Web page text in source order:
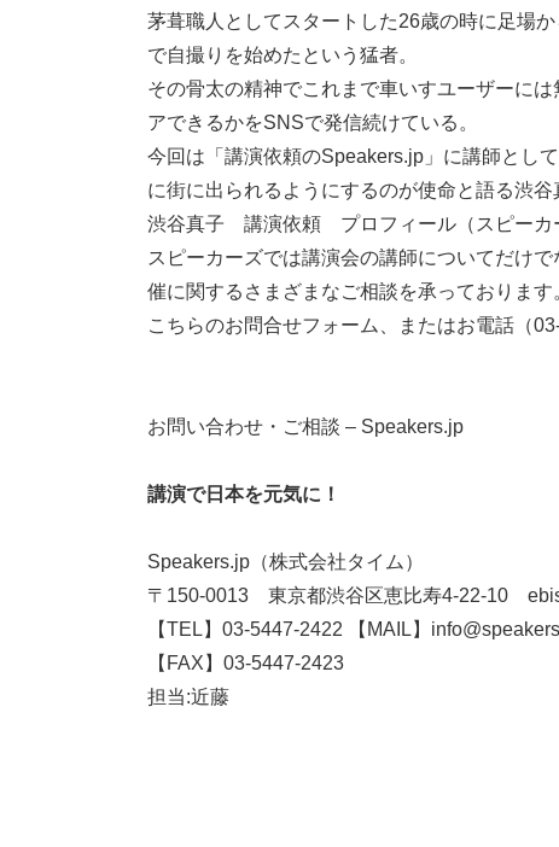
茅葺職人としてスタートした26歳の時に足場
で自撮りを始めたという猛者。
その骨太の精神でこれまで車いすユーザーに
アできるかをSNSで発信続けている。
今回は「講演依頼のSpeakers.jp」に講師とし
に街に出られるようにするのが使命と語る渋谷
渋谷真子 講演依頼 プロフィール（スピーカ
スピーカーズでは講演会の講師についてだけ
催に関するさまざまなご相談を承っております
こちらのお問合せフォーム、またはお電話（
​​​​​お問い合わせ・ご相談 – Speakers.jp
講演で日本を元気に！
Speakers.jp（株式会社タイム）
〒150-0013 東京都渋谷区恵比寿4-22-10
【TEL】03-5447-2422 【MAIL】
【FAX】03-5447-2423
担当:近藤